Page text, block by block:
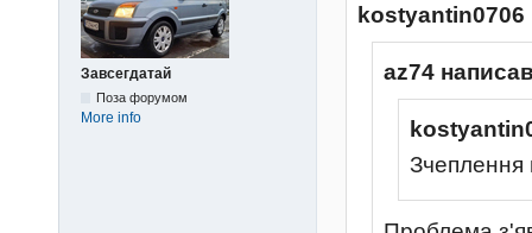
Завсегдатай
Поза форумом
More info
kostyantin0706
az74
Зчеплення